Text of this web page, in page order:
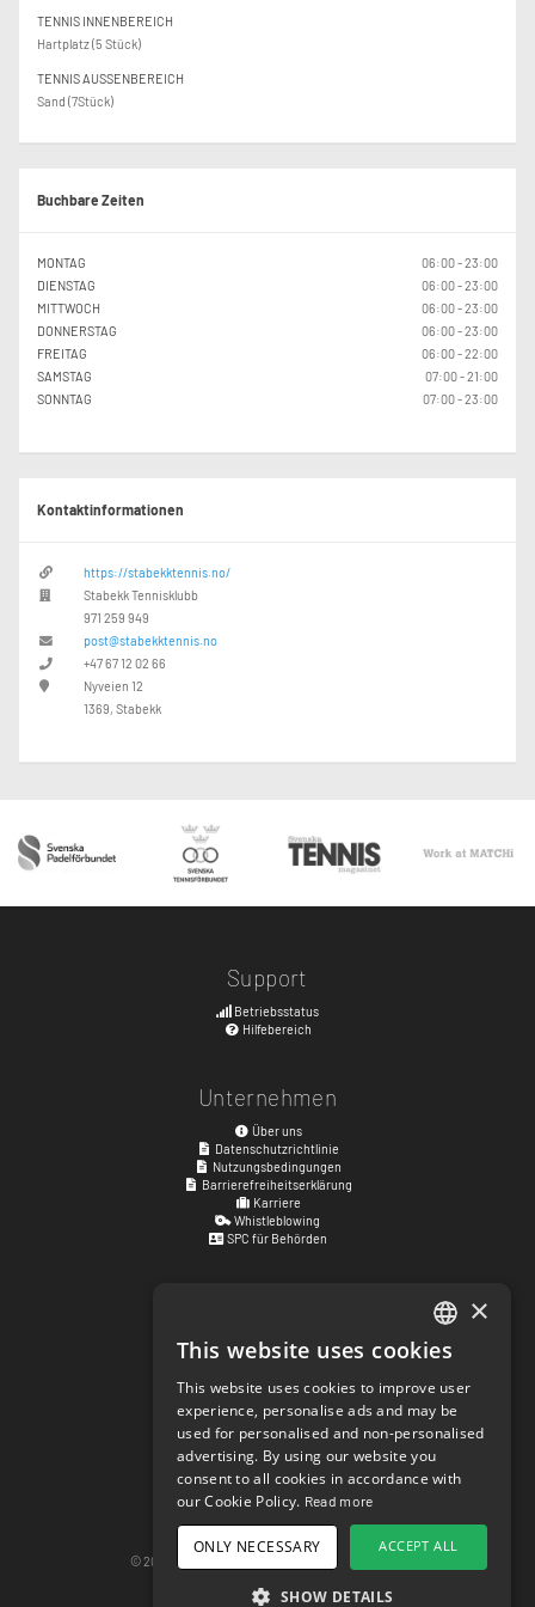
Alle som deltar på tenniskurs vil motta et månedlig nyhetsbrev med informasjon
TENNIS INNENBEREICH
Hartplatz (5 Stück)
TENNIS AUSSENBEREICH
Sand (7Stück)
Buchbare Zeiten
MONTAG
06:00 - 23:00
DIENSTAG
06:00 - 23:00
MITTWOCH
06:00 - 23:00
DONNERSTAG
06:00 - 23:00
FREITAG
06:00 - 22:00
SAMSTAG
07:00 - 21:00
SONNTAG
07:00 - 23:00
Kontaktinformationen
https://stabekktennis.no/
Stabekk Tennisklubb
971 259 949
post@stabekktennis.no
+47 67 12 02 66
Nyveien 12
1369, Stabekk
Support
Betriebsstatus
Hilfebereich
Unternehmen
Über uns
Datenschutzrichtlinie
Nutzungsbedingungen
Barrierefreiheitserklärung
Karriere
Whistleblowing
SPC für Behörden
Kyrkogatan 17
411 15
Göteborg, Schweden
Soziale Links
facebook.com/matchisports
instagram.com/matchisports
MATCHi-Blog
Cookie-Einstellungen
© 2026 matchi.se
ENGLISH
SWEDISH
NORWEGIAN
DANISH
×
This website uses cookies
This website uses cookies to improve user
experience, personalise ads and may be
used for personalised and non-personalised
advertising. By using our website you
consent to all cookies in accordance with
our Cookie Policy. Read more
ACCEPT ALL
ONLY NECESSARY
SHOW DETAILS